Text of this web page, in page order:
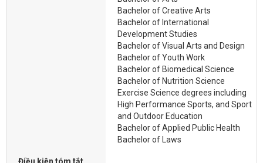
Bachelor of Creative Arts
Bachelor of International
Development Studies
Bachelor of Visual Arts and Design
Bachelor of Youth Work
Bachelor of Biomedical Science
Bachelor of Nutrition Science
Exercise Science degrees including
High Performance Sports, and Sport
and Outdoor Education
Bachelor of Applied Public Health
Bachelor of Laws
Điều kiện tóm tắt